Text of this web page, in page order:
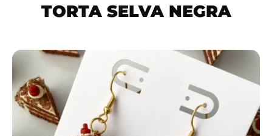
TORTA SELVA NEGRA